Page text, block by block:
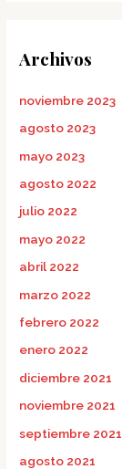
Archivos
noviembre 2023
agosto 2023
mayo 2023
agosto 2022
julio 2022
mayo 2022
abril 2022
marzo 2022
febrero 2022
enero 2022
diciembre 2021
noviembre 2021
septiembre 2021
agosto 2021